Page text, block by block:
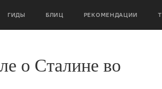
ГИДЫ БЛИЦ РЕКОМЕНДАЦИИ
о Сталине во